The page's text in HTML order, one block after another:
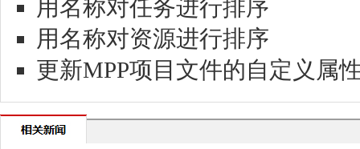
用名称对任务进行排序
用名称对资源进行排序
更新MPP项目文件的自定义属